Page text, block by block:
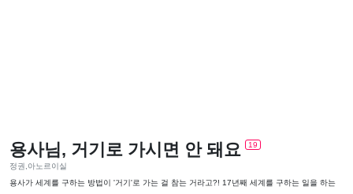
용사님, 거기로 가시면 안 돼요 19
정권,아노르이실
용사가 세계를 구하는 방법이 '거기'로 가는 걸 참는 거라고?! 17년째 세계를 구하는 일을 하는